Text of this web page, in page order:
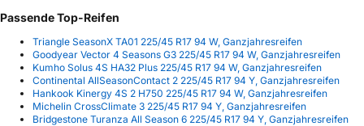
Passende Top-Reifen
Triangle SeasonX TA01 225/45 R17 94 W, Ganzjahresreifen
Goodyear Vector 4 Seasons G3 225/45 R17 94 W, Ganzjahresreifen
Kumho Solus 4S HA32 Plus 225/45 R17 94 W, Ganzjahresreifen
Continental AllSeasonContact 2 225/45 R17 94 Y, Ganzjahresreifen
Hankook Kinergy 4S 2 H750 225/45 R17 94 W, Ganzjahresreifen
Michelin CrossClimate 3 225/45 R17 94 Y, Ganzjahresreifen
Bridgestone Turanza All Season 6 225/45 R17 94 Y, Ganzjahresreifen